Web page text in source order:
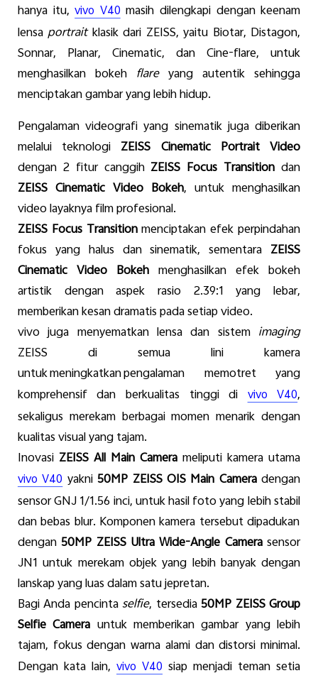
hanya itu,vivo V40 masih dilengkapi dengan keenam
lensa portraitklasik dari ZEISS,yaitu Biotar, Distagon,
Sonnar, Planar, Cinematic, dan Cine-flare,untuk
menghasilkanbokeh flareyangautentik sehingga
menciptakangambaryanglebihhidup.
Pengalaman videografi yang sinematikjugadiberikan
melalui teknologi ZEISS Cinematic Portrait Video
dengan2 fitur canggih ZEISS Focus Transition dan
ZEISS Cinematic Video Bokeh,untuk menghasilkan
videolayaknyafilmprofesional.
ZEISS Focus Transition menciptakan efek perpindahan
fokus yang halus dansinematik,sementara ZEISS
Cinematic Video Bokeh menghasilkan efek bokeh
artistik
dengan aspek rasio 2.39:1 yanglebar,
memberikankesandramatis padasetiapvideo.
vivojuga menyematkan lensa dan sistem imaging
ZEISS di semua lini
kamera
untukmeningkatkanpengalaman memotret
yang
komprehensifdan berkualitas tinggidi vivo V40,
sekaligus merekam berbagai momen menarik dengan
kualitasvisualyangtajam.
Inovasi ZEISS All Main Camera meliputi kamera utama
vivo V40 yakni 50MP ZEISS OISMain Camera dengan
sensor GNJ 1/1.56inci,untukhasilfotoyanglebihstabil
danbebas blur. Komponenkamera tersebutdipadukan
dengan 50MP ZEISS UltraWide-Angle Camerasensor
JN1untuk merekam objekyang lebih banyak dengan
lanskapyangluasdalamsatujepretan.
BagiAnda pencintaselfie, tersedia 50MP ZEISSGroup
Selfie Camera untuk memberikan gambaryanglebih
tajam, fokus dengan warna alamidandistorsi minimal.
Dengankata lain, vivo V40 siap menjadi teman setia